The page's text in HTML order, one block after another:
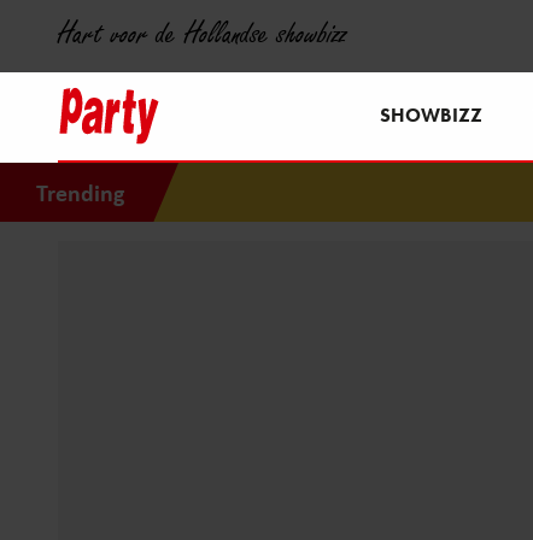
Hart voor de Hollandse showbizz
SHOWBIZZ
Trending